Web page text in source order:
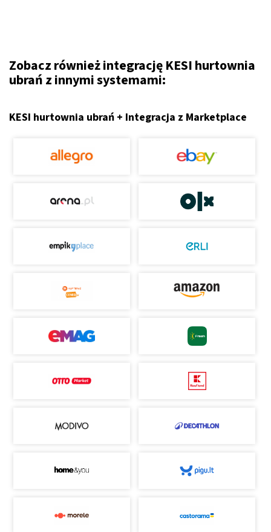
Zobacz również integrację KESI hurtownia
ubrań z innymi systemami:
KESI hurtownia ubrań + Integracja z Marketplace